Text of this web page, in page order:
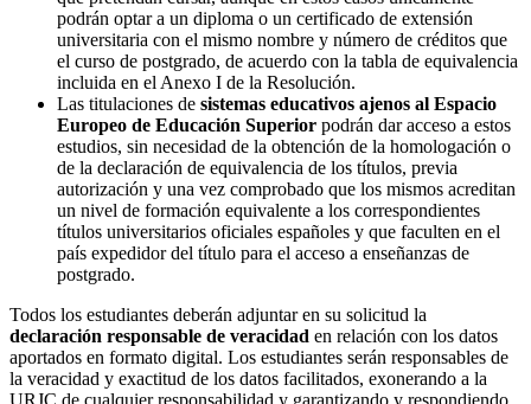
podrán optar a un diploma o un certificado de extensión
universitaria con el mismo nombre y número de créditos que
el curso de postgrado, de acuerdo con la tabla de equivalencia
incluida en el Anexo I de la Resolución.
Las titulaciones de sistemas educativos ajenos al Espacio
Europeo de Educación Superior podrán dar acceso a estos
estudios, sin necesidad de la obtención de la homologación o
de la declaración de equivalencia de los títulos, previa
autorización y una vez comprobado que los mismos acreditan
un nivel de formación equivalente a los correspondientes
títulos universitarios oficiales españoles y que faculten en el
país expedidor del título para el acceso a enseñanzas de
postgrado.
Todos los estudiantes deberán adjuntar en su solicitud la
declaración responsable de veracidad en relación con los datos
aportados en formato digital. Los estudiantes serán responsables de
la veracidad y exactitud de los datos facilitados, exonerando a la